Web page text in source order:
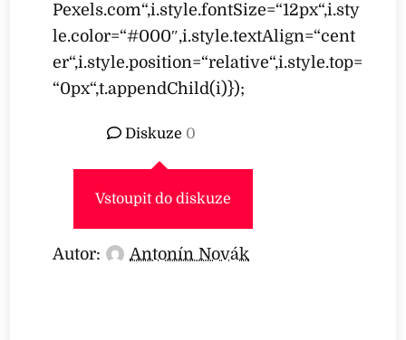
Pexels.com“,i.style.fontSize=“12px“,i.sty
le.color=“#000″,i.style.textAlign=“cent
er“,i.style.position=“relative“,i.style.top=
“0px“,t.appendChild(i)});
Diskuze 0
Vstoupit do diskuze
Autor: Antonín Novák